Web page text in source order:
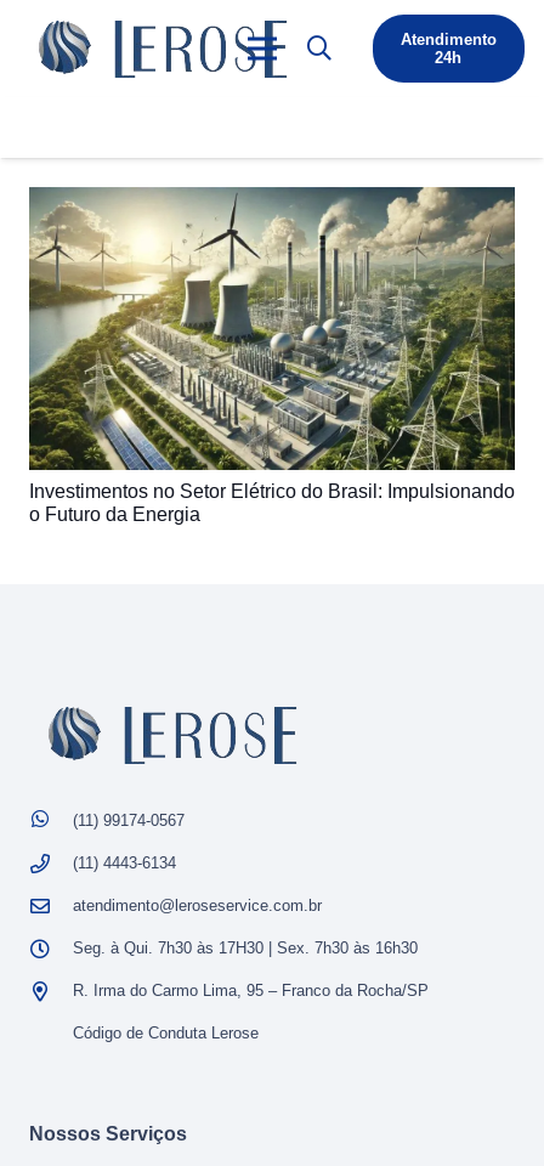
Atendimento
24h
Investimentos no Setor Elétrico do Brasil: Impulsionando
o Futuro da Energia
(11) 99174-0567
(11) 4443-6134
atendimento@leroseservice.com.br
Seg. à Qui. 7h30 às 17H30 | Sex. 7h30 às 16h30
R. Irma do Carmo Lima, 95 – Franco da Rocha/SP
Código de Conduta Lerose
Nossos Serviços